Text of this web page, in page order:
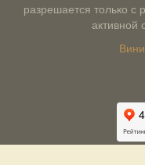
разрешается только с
активной